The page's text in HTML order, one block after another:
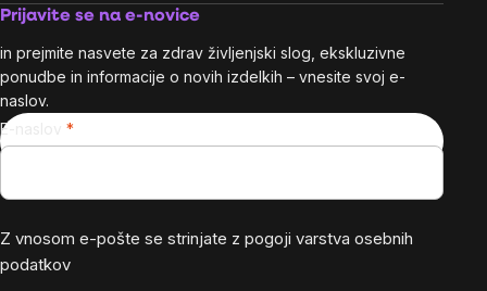
Prijavite se na e-novice
in prejmite nasvete za zdrav življenjski slog, ekskluzivne
ponudbe in informacije o novih izdelkih – vnesite svoj e-
naslov.
E-naslov
Z vnosom e-pošte se strinjate z pogoji varstva osebnih
podatkov